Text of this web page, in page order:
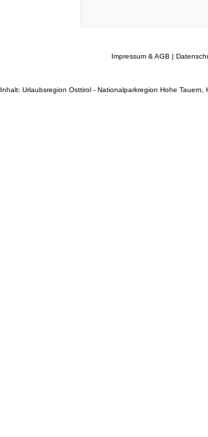
Impressum & AGB |
Inhalt: Urlaubsregion Osttirol - Nationalparkregion Hohe